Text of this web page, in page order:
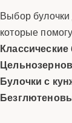
Выбор булочки
которые
Булочки с